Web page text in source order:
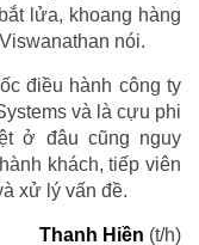
lửa, khoang hàng
nói.
điều hành công ty
và là cựu phi
ở đâu cũng nguy
khách, tiếp viên
xử lý vấn đề.
Thanh Hiền (t/h)